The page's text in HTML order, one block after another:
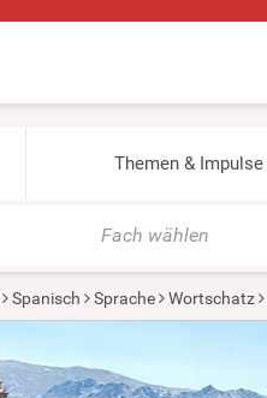
Themen & Impulse
Fach wählen
Spanisch Sprache Wortschatz